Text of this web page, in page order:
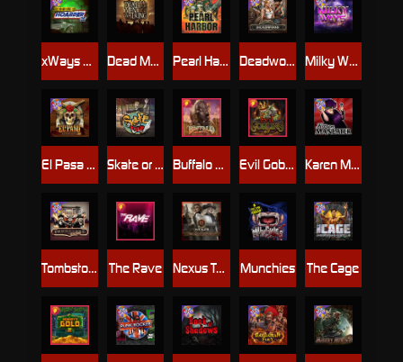
Dead Men Walking
Munchies
Skate or Die
Nexus Tombstone RIP
Tombstone No Mercy The Cage
El Pasa Gunfight xNudge Evil Goblins xBomb
Deadwood xNudge
Buffalo Hunter
Milky Ways
Pearl Harbor
xWays Hoarder xSplit
Karen Maneater
The Rave